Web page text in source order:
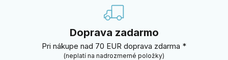
Doprava zadarmo
Pri nákupe nad 70 EUR doprava zdarma *
(neplatí na nadrozmerné položky)